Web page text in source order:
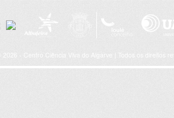
© 2026 - Centro Ciência Viva do Algarve | Todos os direitos